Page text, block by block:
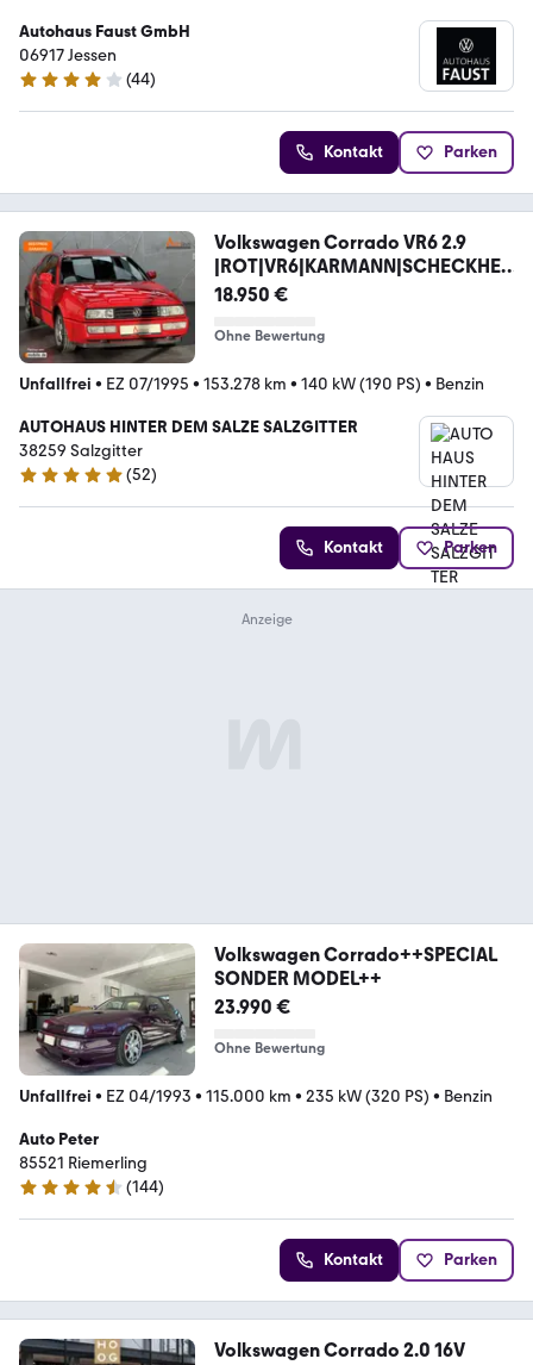
Autohaus Faust GmbH
06917 Jessen
4.2 Sterne
(44)
Kontakt Parken
Volkswagen Corrado VR6 2.9
|ROT|VR6|KARMANN|SCHECKHEF
T
18.950 €
Ohne Bewertung
Unfallfrei • EZ 07/1995 • 153.278 km • 140 kW (190 PS) • Benzin
AUTOHAUS HINTER DEM SALZE SALZGITTER
38259 Salzgitter
4.9 Sterne
(52)
Kontakt Parken
Volkswagen Corrado++SPECIAL
SONDER MODEL++
23.990 €
Ohne Bewertung
Unfallfrei • EZ 04/1993 • 115.000 km • 235 kW (320 PS) • Benzin
Auto Peter
85521 Riemerling
4.6 Sterne
(144)
Kontakt Parken
Volkswagen Corrado 2.0 16V